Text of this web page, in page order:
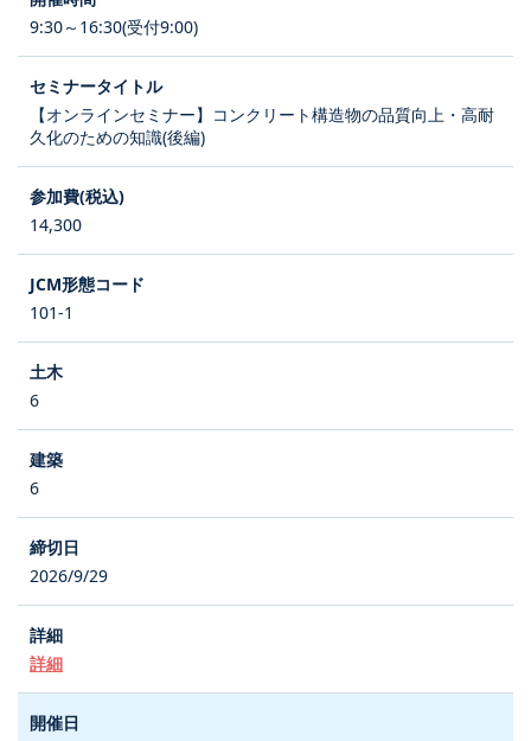
9:30～16:30(受付9:00)
【オンラインセミナー】コンクリート構造物の品質向上・高耐
久化のための知識(後編)
14,300
101-1
6
6
2026/9/29
詳細